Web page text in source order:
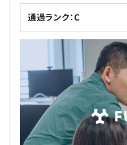
通過ランク：C